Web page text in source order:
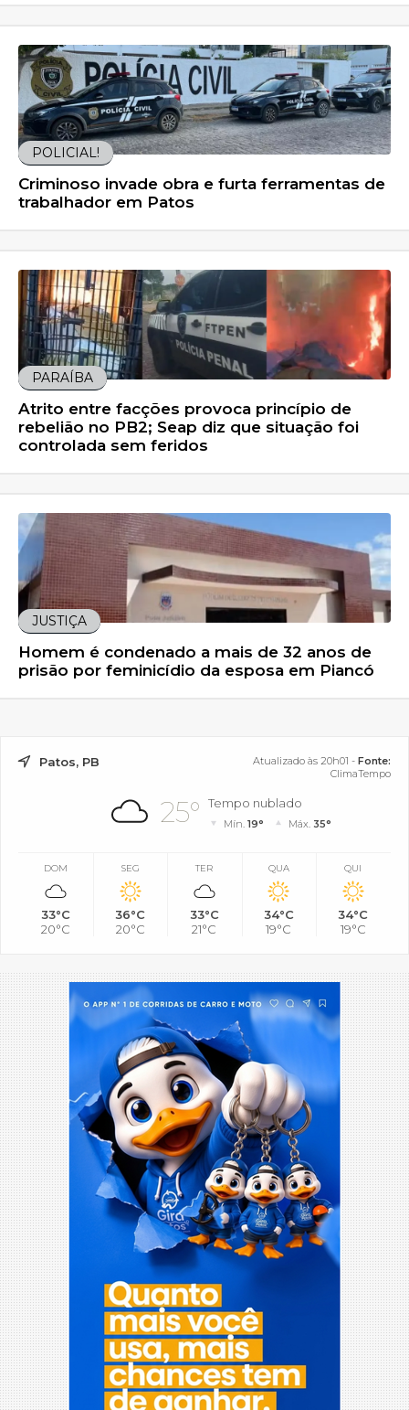
POLICIAL!
Criminoso invade obra e furta ferramentas de
trabalhador em Patos
PARAÍBA
Atrito entre facções provoca princípio de
rebelião no PB2; Seap diz que situação foi
controlada sem feridos
JUSTIÇA
Homem é condenado a mais de 32 anos de
prisão por feminicídio da esposa em Piancó
Patos, PB Atualizado às 20h01 - Fonte:
ClimaTempo
25° Tempo nublado
Mín.19° Máx. 35°
DOM
33°C
20°C
SEG
36°C
20°C
TER
33°C
21°C
QUA
34°C
19°C
QUI
34°C
19°C